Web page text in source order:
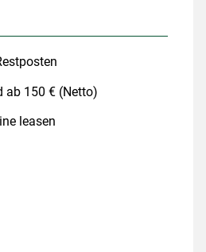
ab 150 € (Netto)
leasen